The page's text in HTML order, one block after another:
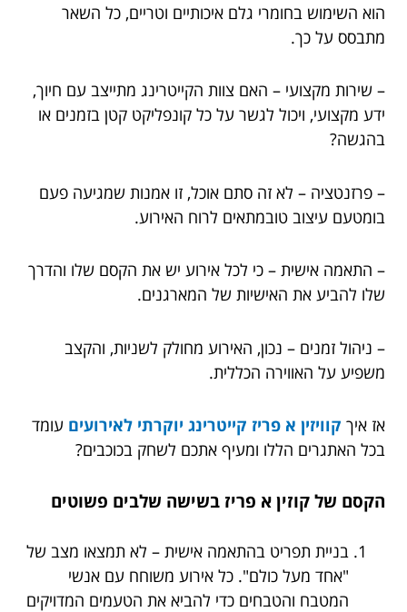
הוא השימוש בחומרי גלם איכותיים וטריים, כל השאר
מתבסס על כך.
– שירות מקצועי – האם צוות הקייטרינג מתייצב עם חיוך,
ידע מקצועי, ויכול לגשר על כל קונפליקט קטן בזמנים או
בהגשה?
– פרזנטציה – לא זה סתם אוכל, זו אמנות שמגיעה פעם
בומטעם עיצוב טובמתאים לרוח האירוע.
– התאמה אישית – כי לכל אירוע יש את הקסם שלו והדרך
שלו להביע את האישיות של המארגנים.
– ניהול זמנים – נכון, האירוע מחולק לשניות, והקצב
משפיע על האווירה הכללית.
אז איך קוויזין א פריז קייטרינג יוקרתי לאירועים עומד
בכל האתגרים הללו ומעיף אתכם לשחק בכוכבים?
הקסם של קוזין א פריז בשישה שלבים פשוטים
בניית תפריט בהתאמה אישית – לא תמצאו מצב של
"אחד מעל כולם". כל אירוע משוחח עם אנשי
המטבח והטבחים כדי להביא את הטעמים המדויקים